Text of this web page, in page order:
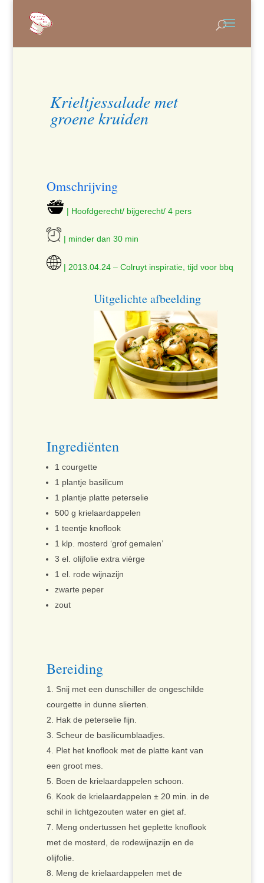
Krieltjessalade met
groene kruiden
Omschrijving
| Hoofdgerecht/ bijgerecht/ 4 pers
| minder dan 30 min
| 2013.04.24 – Colruyt inspiratie, tijd voor bbq
Uitgelichte afbeelding
Ingrediënten
1 courgette
1 plantje basilicum
1 plantje platte peterselie
500 g krielaardappelen
1 teentje knoflook
1 klp. mosterd ‘grof gemalen’
3 el. olijfolie extra vièrge
1 el. rode wijnazijn
zwarte peper
zout
Bereiding
Snij met een dunschiller de ongeschilde
courgette in dunne slierten.
Hak de peterselie fijn.
Scheur de basilicumblaadjes.
Plet het knoflook met de platte kant van
een groot mes.
Boen de krielaardappelen schoon.
Kook de krielaardappelen ± 20 min. in de
schil in lichtgezouten water en giet af.
Meng ondertussen het geplette knoflook
met de mosterd, de rodewijnazijn en de
olijfolie.
Meng de krielaardappelen met de